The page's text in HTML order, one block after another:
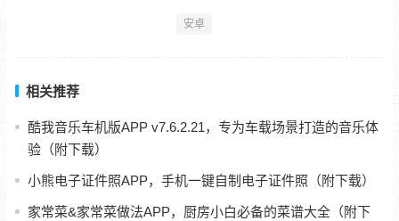
安卓
相关推荐
酷我音乐车机版APP v7.6.2.21，专为车载场景打造的音乐体
验（附下载）
小熊电子证件照APP，手机一键自制电子证件照（附下载）
家常菜&家常菜做法APP，厨房小白必备的菜谱大全（附下